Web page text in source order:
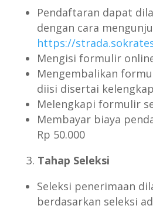
Pendaftaran dapat
dengan cara
https://
Mengisi formulir
Mengembalikan
diisi disertai
Melengkapi formulir
Membayar biaya
Rp 50.000
Tahap Seleksi
Seleksi penerimaan
berdasarkan seleksi